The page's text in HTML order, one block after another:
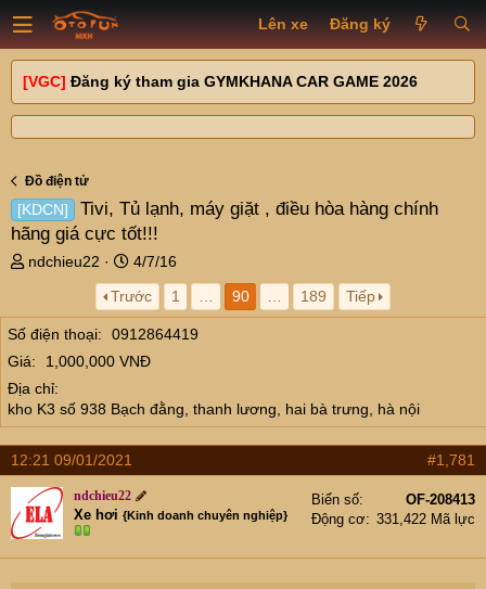
Lên xe Đăng ký
[VGC] Đăng ký tham gia GYMKHANA CAR GAME 2026
Đồ điện tử
[KDCN]
Tivi, Tủ lạnh, máy giặt , điều hòa hàng chính
hãng giá cực tốt!!!
T
e
a
d
s
t
a
r
t
e
r
ndchieu22
N
g
à
y
g
ử
4/7/16
Trước
1 90 189 Tiếp
Số điện thoại
0912864419
Giá
1,000,000 VNĐ
Địa chỉ
kho K3 số 938 Bạch đằng, thanh lương, hai bà trưng, hà nội
12:21 09/01/2021 #1,781
ndchieu22
Xe hơi {Kinh doanh chuyên nghiệp}
Biển số
OF-208413
Động cơ
331,422 Mã lực